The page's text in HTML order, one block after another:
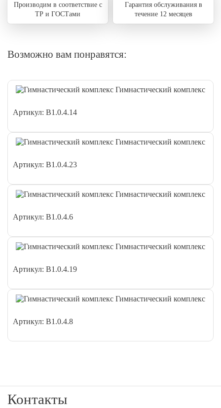
Производим в соответствие с
ТР и ГОСТами
Гарантия обслуживания в
течение 12 месяцев
Возможно вам понравятся:
Гимнастический комплекс
Артикул: В1.0.4.14
Гимнастический комплекс
Артикул: В1.0.4.23
Гимнастический комплекс
Артикул: В1.0.4.6
Гимнастический комплекс
Артикул: В1.0.4.19
Гимнастический комплекс
Артикул: В1.0.4.8
Контакты